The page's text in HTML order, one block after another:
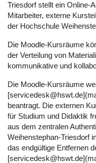
Triesdorf stellt ein Online-
Mitarbeiter, externe
der Hochschule
Die Moodle-Kursräume
der Verteilung von
kommunikative und
Die Moodle-Kursräume
beantragt. Die externen
für Studium und Didaktik
aus dem zentralen
Weihenstephan-Triesdorf
das endgültige Entfernen